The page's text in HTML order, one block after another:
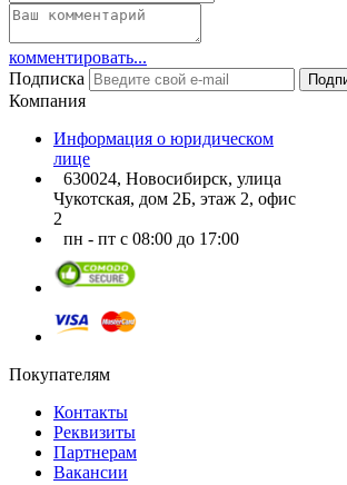
комментировать...
Подписка
Компания
Информация о юридическом
лице
630024, Новосибирск, улица
Чукотская, дом 2Б, этаж 2, офис
2
пн - пт с 08:00 до 17:00
Покупателям
Контакты
Реквизиты
Партнерам
Вакансии